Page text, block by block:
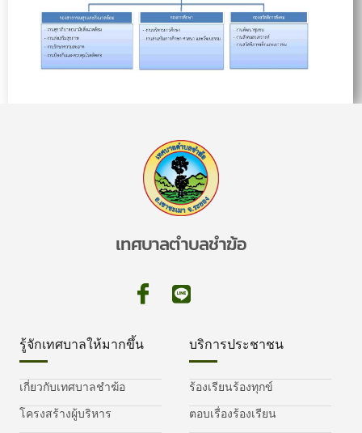
เทศบาลตำบลชำฆ้อ
รู้จักเทศบาลให้มากขึ้น
เกี่ยวกับเทศบาลชำฆ้อ
โครงสร้างผู้บริหาร
บริการประชาชน
ร้องเรียนร้องทุกข์
ตอบเรื่องร้องเรียน